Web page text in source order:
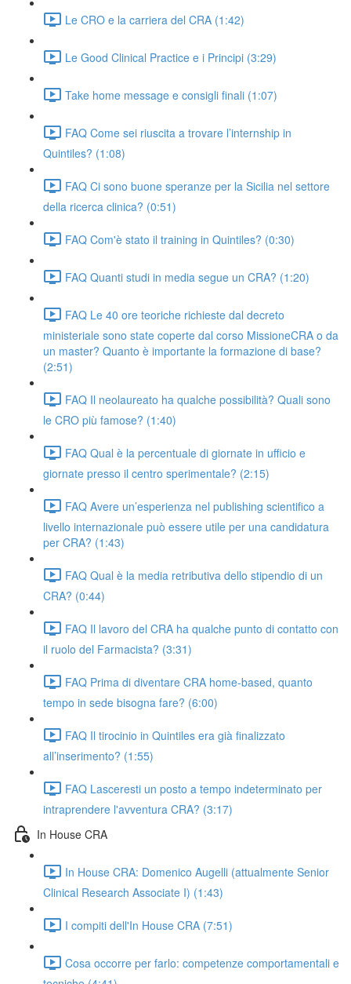
Le CRO e la carriera del CRA (1:42)
Le Good Clinical Practice e i Principi (3:29)
Take home message e consigli finali (1:07)
FAQ Come sei riuscita a trovare l’internship in
Quintiles? (1:08)
FAQ Ci sono buone speranze per la Sicilia nel settore
della ricerca clinica? (0:51)
FAQ Com'è stato il training in Quintiles? (0:30)
FAQ Quanti studi in media segue un CRA? (1:20)
FAQ Le 40 ore teoriche richieste dal decreto
ministeriale sono state coperte dal corso MissioneCRA o da
un master? Quanto è importante la formazione di base?
(2:51)
FAQ Il neolaureato ha qualche possibilità? Quali sono
le CRO più famose? (1:40)
FAQ Qual è la percentuale di giornate in ufficio e
giornate presso il centro sperimentale? (2:15)
FAQ Avere un’esperienza nel publishing scientifico a
livello internazionale può essere utile per una candidatura
per CRA? (1:43)
FAQ Qual è la media retributiva dello stipendio di un
CRA? (0:44)
FAQ Il lavoro del CRA ha qualche punto di contatto con
il ruolo del Farmacista? (3:31)
FAQ Prima di diventare CRA home-based, quanto
tempo in sede bisogna fare? (6:00)
FAQ Il tirocinio in Quintiles era già finalizzato
all’inserimento? (1:55)
FAQ Lasceresti un posto a tempo indeterminato per
intraprendere l'avventura CRA? (3:17)
In House CRA
In House CRA: Domenico Augelli (attualmente Senior
Clinical Research Associate I) (1:43)
I compiti dell'In House CRA (7:51)
Cosa occorre per farlo: competenze comportamentali e